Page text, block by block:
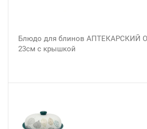
Блюдо для блинов АПТЕКАРСКИЙ
23см с крышкой